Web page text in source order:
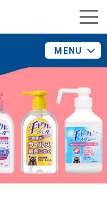
MENU